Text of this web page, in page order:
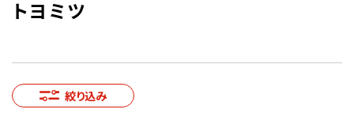
トヨミツ
絞り込み